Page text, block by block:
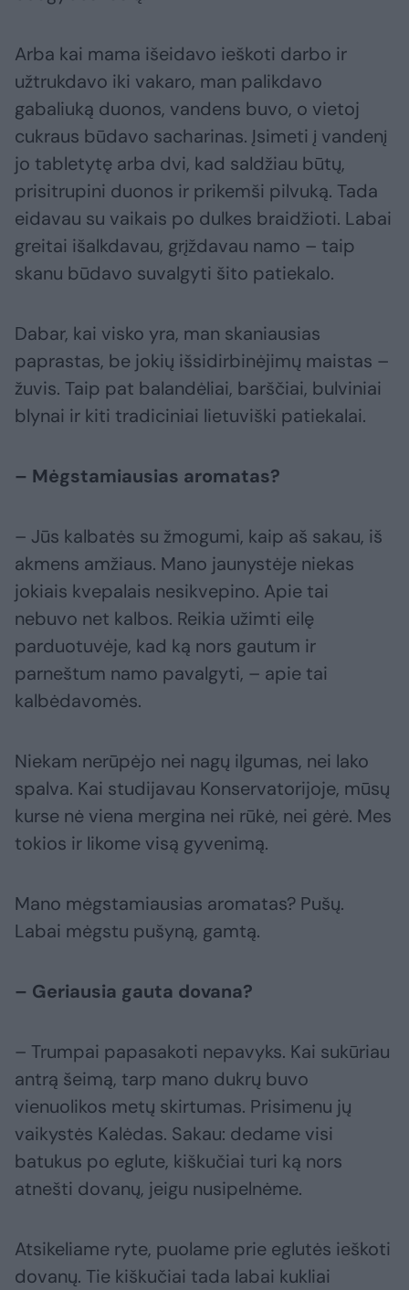
Arba kai mama išeidavo ieškoti darbo ir
užtrukdavo iki vakaro, man palikdavo
gabaliuką duonos, vandens buvo, o vietoj
cukraus būdavo sacharinas. Įsimeti į vandenį
jo tabletytę arba dvi, kad saldžiau būtų,
prisitrupini duonos ir prikemši pilvuką. Tada
eidavau su vaikais po dulkes braidžioti. Labai
greitai išalkdavau, grįždavau namo – taip
skanu būdavo suvalgyti šito patiekalo.
Dabar, kai visko yra, man skaniausias
paprastas, be jokių išsidirbinėjimų maistas –
žuvis. Taip pat balandėliai, barščiai, bulviniai
blynai ir kiti tradiciniai lietuviški patiekalai.
– Mėgstamiausias aromatas?
– Jūs kalbatės su žmogumi, kaip aš sakau, iš
akmens amžiaus. Mano jaunystėje niekas
jokiais kvepalais nesikvepino. Apie tai
nebuvo net kalbos. Reikia užimti eilę
parduotuvėje, kad ką nors gautum ir
parneštum namo pavalgyti, – apie tai
kalbėdavomės.
Niekam nerūpėjo nei nagų ilgumas, nei lako
spalva. Kai studijavau Konservatorijoje, mūsų
kurse nė viena mergina nei rūkė, nei gėrė. Mes
tokios ir likome visą gyvenimą.
Mano mėgstamiausias aromatas? Pušų.
Labai mėgstu pušyną, gamtą.
– Geriausia gauta dovana?
– Trumpai papasakoti nepavyks. Kai sukūriau
antrą šeimą, tarp mano dukrų buvo
vienuolikos metų skirtumas. Prisimenu jų
vaikystės Kalėdas. Sakau: dedame visi
batukus po eglute, kiškučiai turi ką nors
atnešti dovanų, jeigu nusipelnėme.
Atsikeliame ryte, puolame prie eglutės ieškoti
dovanų. Tie kiškučiai tada labai kukliai